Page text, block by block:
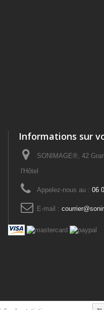
Informations sur
SONIMAGE®, 42
l'Hôtel
Appelez-nous au : 06
E-mail :